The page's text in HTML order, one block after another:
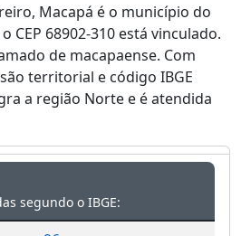
Macapá é o município do
CEP 68902-310 está vinculado.
de macapaense. Com
territorial e código IBGE
a região Norte e é atendida
segundo o IBGE: